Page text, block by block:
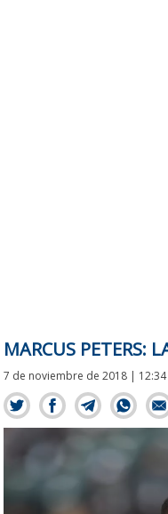
MARCUS PETERS:
7 de noviembre de 2018 |